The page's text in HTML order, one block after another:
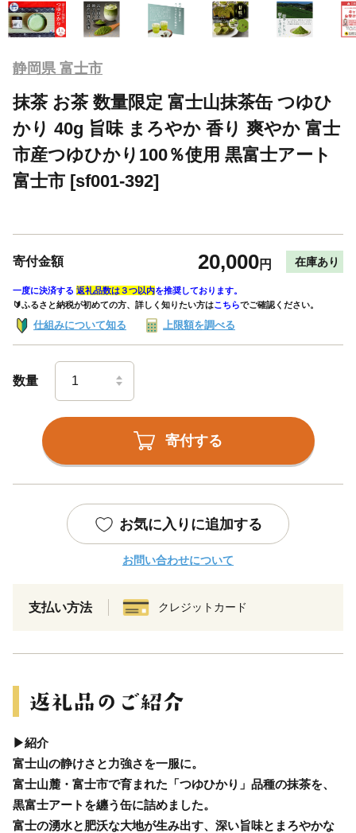
静岡県 富士市
抹茶 お茶 数量限定 富士山抹茶缶 つゆひ
かり 40g 旨味 まろやか 香り 爽やか 富士
市産つゆひかり100％使用 黒富士アート
富士市 [sf001-392]
寄付金額 20,000円 在庫あり
一度に決済する 返礼品数は３つ以内を推奨しております。
🔰ふるさと納税が初めての方、詳しく知りたい方はこちらでご確認ください。
仕組みについて知る 上限額を調べる
数量
寄付する
お気に入りに追加する
お問い合わせについて
支払い方法 クレジットカード
▶紹介
富士山の静けさと力強さを一服に。
富士山麓・富士市で育まれた「つゆひかり」品種の抹茶を、
黒富士アートを纏う缶に詰めました。
富士の湧水と肥沃な大地が生み出す、深い旨味とまろやかな